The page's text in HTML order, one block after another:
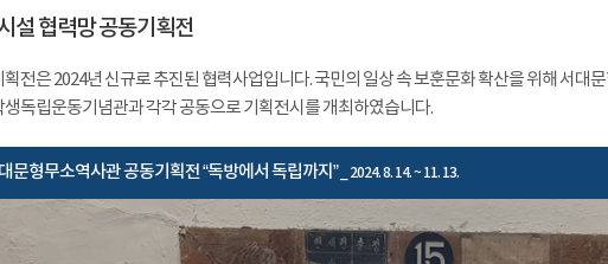
설 협력망 공동기획전
전은 2024년 신규로 추진된 협력사업입니다. 국민의 일상 속 보훈문화 확산을 위해 서대
독립운동기념관과 각각 공동으로 기획전시를 개최하였습니다.
문형무소역사관 공동기획전 “독방에서 독립까지”_ 2024. 8. 14. ~ 11. 13.